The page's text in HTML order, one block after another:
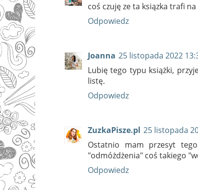
coś czuję ze ta ksiązka trafi
Odpowiedz
Joanna 25 listopada 2022
Lubię tego typu książki,
listę.
Odpowiedz
ZuzkaPisze.pl 25 listopada
Ostatnio mam przesyt
"odmóżdżenia" coś takiego
Odpowiedz